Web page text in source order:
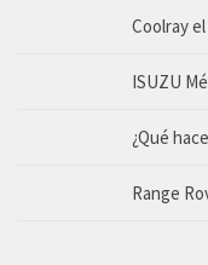
Coolray
ISUZU
¿Qué
Range